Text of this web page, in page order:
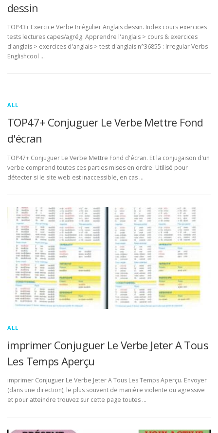
dessin
TOP43+ Exercice Verbe Irrégulier Anglais dessin. Index cours exercices
tests lectures capes/agrég. Apprendre l'anglais > cours & exercices
d'anglais > exercices d'anglais > test d'anglais n°36855 : Irregular Verbs
Englishcool …
ALL
TOP47+ Conjuguer Le Verbe Mettre Fond
d'écran
TOP47+ Conjuguer Le Verbe Mettre Fond d'écran. Et la conjugaison d'un
verbe comprend toutes ces parties mises en ordre. Utilisé pour
détecter si le site web est inaccessible, en cas …
ALL
imprimer Conjuguer Le Verbe Jeter A Tous
Les Temps Aperçu
imprimer Conjuguer Le Verbe Jeter A Tous Les Temps Aperçu. Envoyer
(dans une direction), le plus souvent de manière violente ou agressive
et pour atteindre trouvez sur cette page toutes …